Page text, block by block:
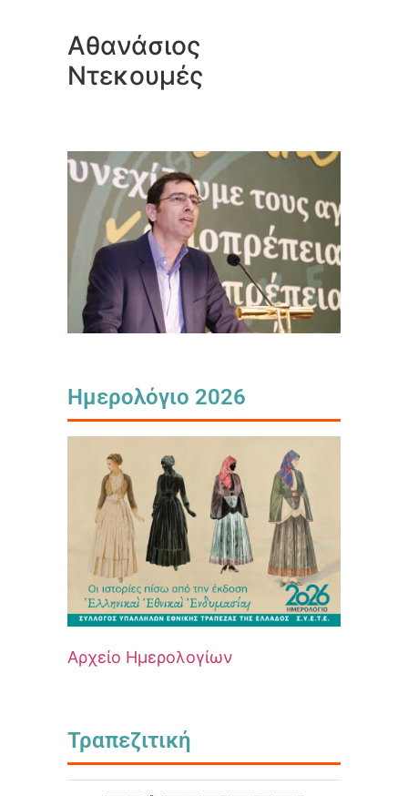
Αθανάσιος
Ντεκουμές
Ημερολόγιο 2026
Αρχείο Ημερολογίων
Τραπεζιτική